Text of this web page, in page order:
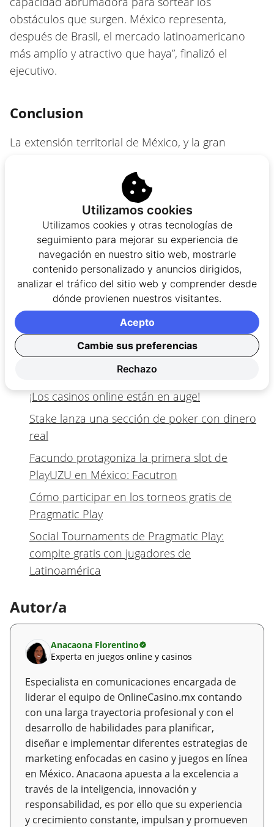
obstáculos que surgen. México representa,
después de Brasil, el mercado latinoamericano
más amplío y atractivo que haya”, finalizó el
ejecutivo.
Conclusion
La extensión territorial de México, y la gran
son una de las principales ventajas que tiene
como mercado para garantizar una desarrollo
positivo en el 2023.
Además de la gran cantidad de empresas que
llegaron en el 2022 a territorio mexicano y los
beneficios que estas trajeron a sus jugadores, lo
cual será motivo para que la competencia en el
sector siga en crecimiento.
Lee otras noticias sobre casino
¡Los casinos online están en auge!
Stake lanza una sección de poker con dinero
real
Facundo protagoniza la primera slot de
PlayUZU en México: Facutron
Cómo participar en los torneos gratis de
Pragmatic Play
Social Tournaments de Pragmatic Play:
compite gratis con jugadores de
Latinoamérica
Autor/a
Anacaona Florentino
Experta en juegos online y casinos
Especialista en comunicaciones encargada de
liderar el equipo de OnlineCasino.mx contando
con una larga trayectoria profesional y con el
desarrollo de habilidades para planificar,
diseñar e implementar diferentes estrategias de
marketing enfocadas en casino y juegos en línea
en México. Anacaona apuesta a la excelencia a
través de la inteligencia, innovación y
responsabilidad, es por ello que su experiencia
y crecimiento constante, impulsan y promueven
Utilizamos cookies
Utilizamos cookies y otras tecnologías de
seguimiento para mejorar su experiencia de
navegación en nuestro sitio web, mostrarle
contenido personalizado y anuncios dirigidos,
analizar el tráfico del sitio web y comprender desde
dónde provienen nuestros visitantes.
Cambie sus preferencias
Rechazo
Acepto